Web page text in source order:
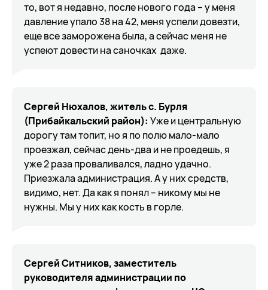
то, вот я недавно, после нового года – у меня
давление упало 38 на 42, меня успели довезти,
еще все заморожена была, а сейчас меня не
успеют довести на саночках даже.
Сергей Нюхалов, житель с. Бурля
(Прибайкальский район): Уже и центральную
дорогу там топит, но я по полю мало-мало
проезжал, сейчас день-два и не проедешь, я
уже 2 раза проваливался, ладно удачно.
Приезжала администрация. А у них средств,
видимо, нет. Да как я понял – никому мы не
нужны. Мы у них как кость в горле.
Сергей Ситников, заместитель
руководителя администрации по